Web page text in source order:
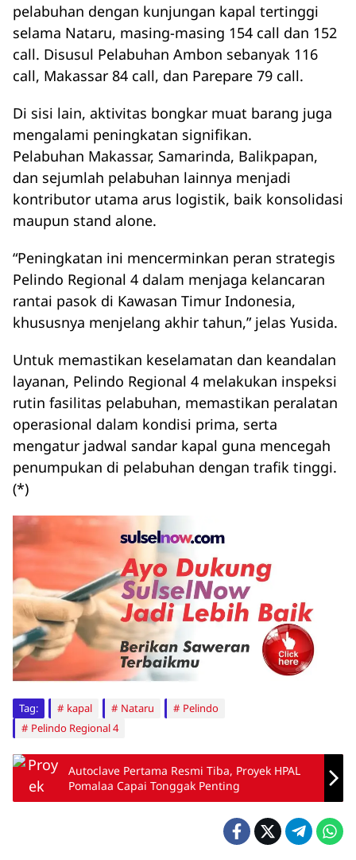
pelabuhan dengan kunjungan kapal tertinggi
selama Nataru, masing-masing 154 call dan 152
call. Disusul Pelabuhan Ambon sebanyak 116
call, Makassar 84 call, dan Parepare 79 call.
Di sisi lain, aktivitas bongkar muat barang juga
mengalami peningkatan signifikan.
Pelabuhan Makassar, Samarinda, Balikpapan,
dan sejumlah pelabuhan lainnya menjadi
kontributor utama arus logistik, baik konsolidasi
maupun stand alone.
“Peningkatan ini mencerminkan peran strategis
Pelindo Regional 4 dalam menjaga kelancaran
rantai pasok di Kawasan Timur Indonesia,
khususnya menjelang akhir tahun,” jelas Yusida.
Untuk memastikan keselamatan dan keandalan
layanan, Pelindo Regional 4 melakukan inspeksi
rutin fasilitas pelabuhan, memastikan peralatan
operasional dalam kondisi prima, serta
mengatur jadwal sandar kapal guna mencegah
penumpukan di pelabuhan dengan trafik tinggi.
(*)
Tag: kapal Nataru
Pelindo
Pelindo Regional 4
Autoclave Pertama Resmi Tiba, Proyek HPAL
Pomalaa Capai Tonggak Penting